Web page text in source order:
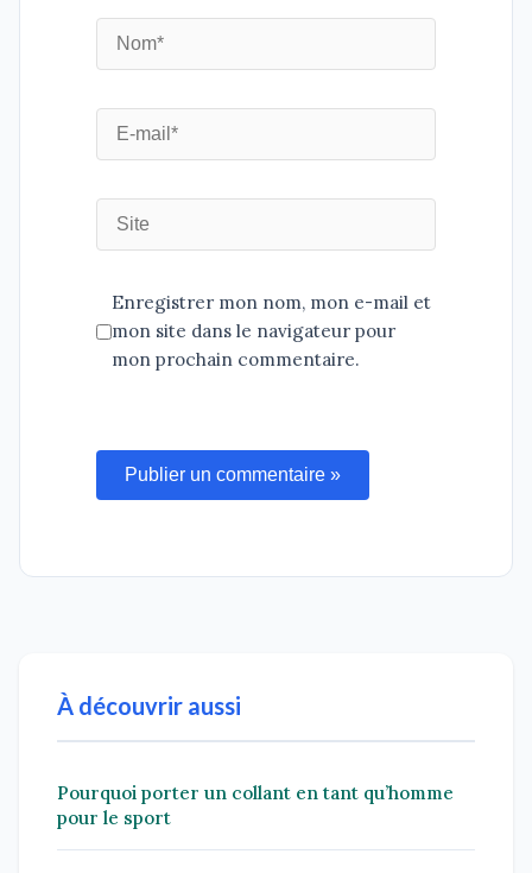
Enregistrer mon nom, mon e-mail et
mon site dans le navigateur pour
mon prochain commentaire.
Publier un commentaire »
À découvrir aussi
Pourquoi porter un collant en tant qu’homme
pour le sport